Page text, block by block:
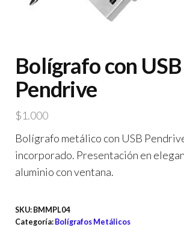
Bolígrafo con USB
Pendrive
$1.000
Bolígrafo metálico con USB
incorporado. Presentación en
aluminio con ventana.
SKU: BMMPL04
Categoría: Bolígrafos Metálicos